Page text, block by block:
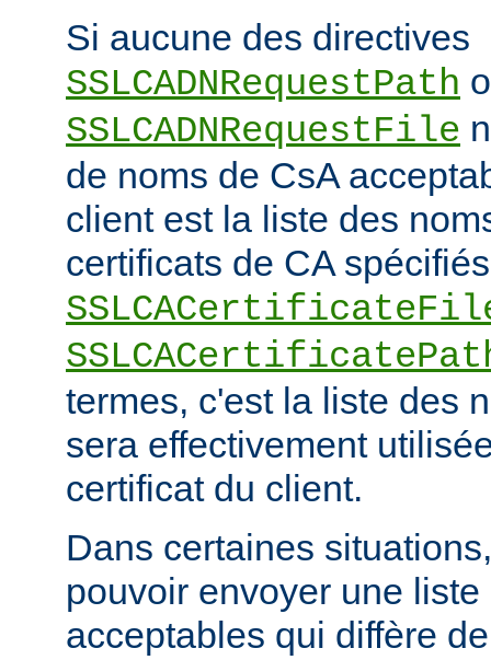
Si aucune des directives
SSLCADNRequestPath
SSLCADNRequestFile
de noms de CsA
client est la liste des
certificats de CA
termes, c'est la liste des
sera effectivement
certificat du client.
Dans certaines
pouvoir envoyer une
acceptables qui diffère